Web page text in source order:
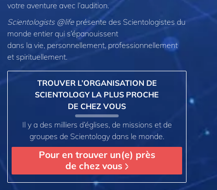
votre aventure avec l’audition.
Scientologists @life présente des Scientologistes du
monde entier qui s’épanouissent
dans la vie, personnellement, professionnellement
et spirituellement.
TROUVER L’ORGANISATION DE
SCIENTOLOGY LA PLUS PROCHE
DE CHEZ VOUS
Il y a des milliers d’églises, de missions et de
groupes de Scientology dans le monde.
Pour en trouver un(e) près
de chez vous